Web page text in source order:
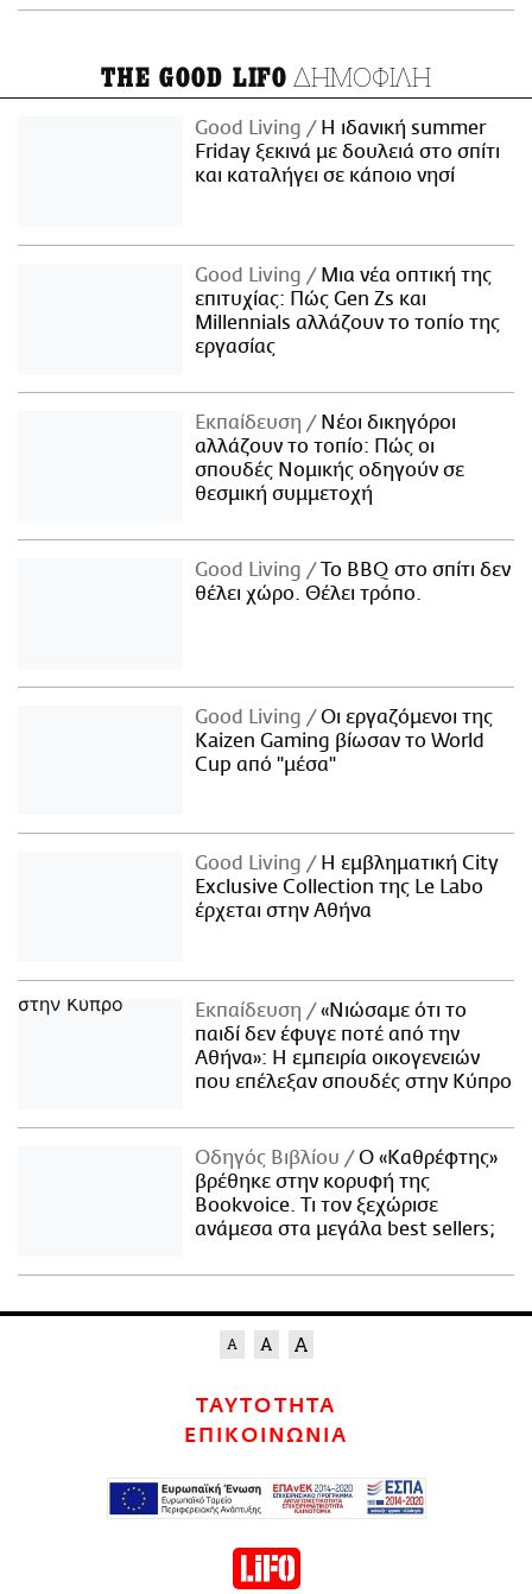
THE GOOD LIFO ΔΗΜΟΦΙΛΗ
Good Living
Η ιδανική summer
Friday ξεκινά με δουλειά στο σπίτι
και καταλήγει σε κάποιο νησί
Good Living
Μια νέα οπτική της
επιτυχίας: Πώς Gen Zs και
Millennials αλλάζουν το τοπίο της
εργασίας
Εκπαίδευση
Νέοι δικηγόροι
αλλάζουν το τοπίο: Πώς οι
σπουδές Νομικής οδηγούν σε
θεσμική συμμετοχή
Good Living
Το BBQ στο σπίτι δεν
θέλει χώρο. Θέλει τρόπο.
Good Living
Οι εργαζόμενοι της
Kaizen Gaming βίωσαν το World
Cup από "μέσα"
Good Living
Η εμβληματική City
Exclusive Collection της Le Labo
έρχεται στην Αθήνα
Εκπαίδευση
«Νιώσαμε ότι το
παιδί δεν έφυγε ποτέ από την
Αθήνα»: Η εμπειρία οικογενειών
που επέλεξαν σπουδές στην Κύπρο
Οδηγός Βιβλίου
Ο «Καθρέφτης»
βρέθηκε στην κορυφή της
Bookvoice. Τι τον ξεχώρισε
ανάμεσα στα μεγάλα best sellers;
ΤΑΥΤΟΤΗΤΑ
ΕΠΙΚΟΙΝΩΝΙΑ